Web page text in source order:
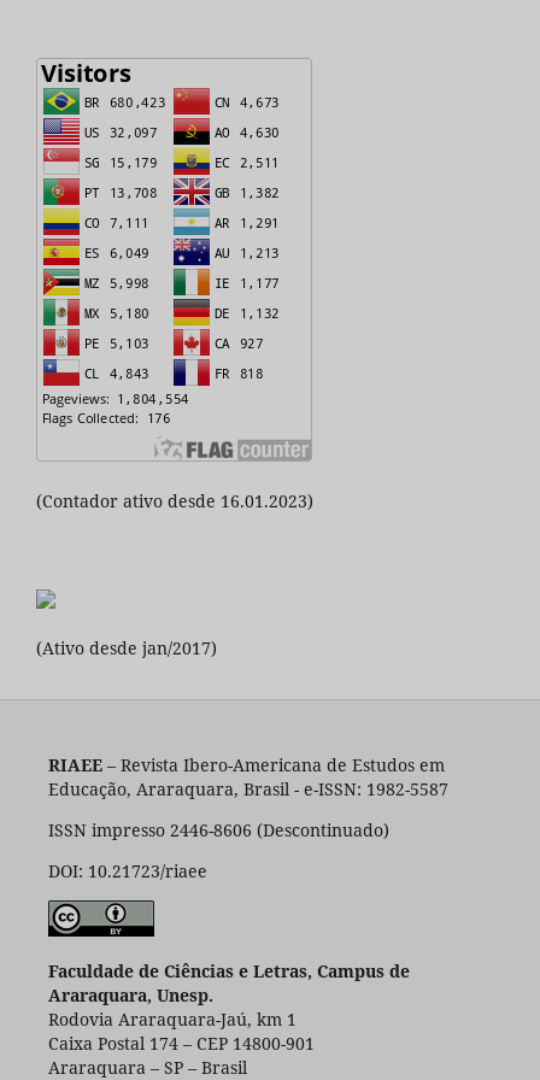
(Contador ativo desde 16.01.2023)
(Ativo desde jan/2017)
RIAEE– Revista Ibero-Americana de Estudos em
Educação, Araraquara, Brasil - e-ISSN: 1982-5587
ISSN impresso 2446-8606 (Descontinuado)
DOI: 10.21723/riaee
Faculdade de Ciências e Letras, Campus de
Araraquara, Unesp.
Rodovia Araraquara-Jaú, km 1
Caixa Postal 174 – CEP 14800-901
Araraquara – SP – Brasil